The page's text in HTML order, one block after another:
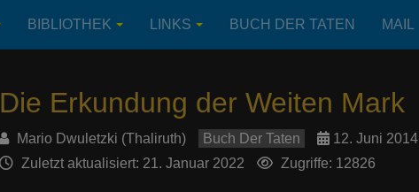
BIBLIOTHEK LINKS BUCH DER TATEN MAIL
Die Erkundung der Weiten Mark
Mario Dwuletzki (Thaliruth) Buch Der Taten
12. Juni 2014
Zuletzt aktualisiert: 21. Januar 2022
Zugriffe: 12826